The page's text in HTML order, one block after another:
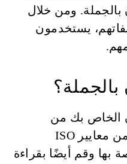
ومن خلال
يستخدمون
بالجملة؟
الخاص بك من
البائعين الموثوقين. تحقق من معايير ISO
بها وقم أيضًا بقراءة